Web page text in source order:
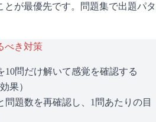
とが最優先です。問題集で出題パタ
べき対策
10問だけ解いて感覚を確認する
果）
問題数を再確認し、1問あたりの目